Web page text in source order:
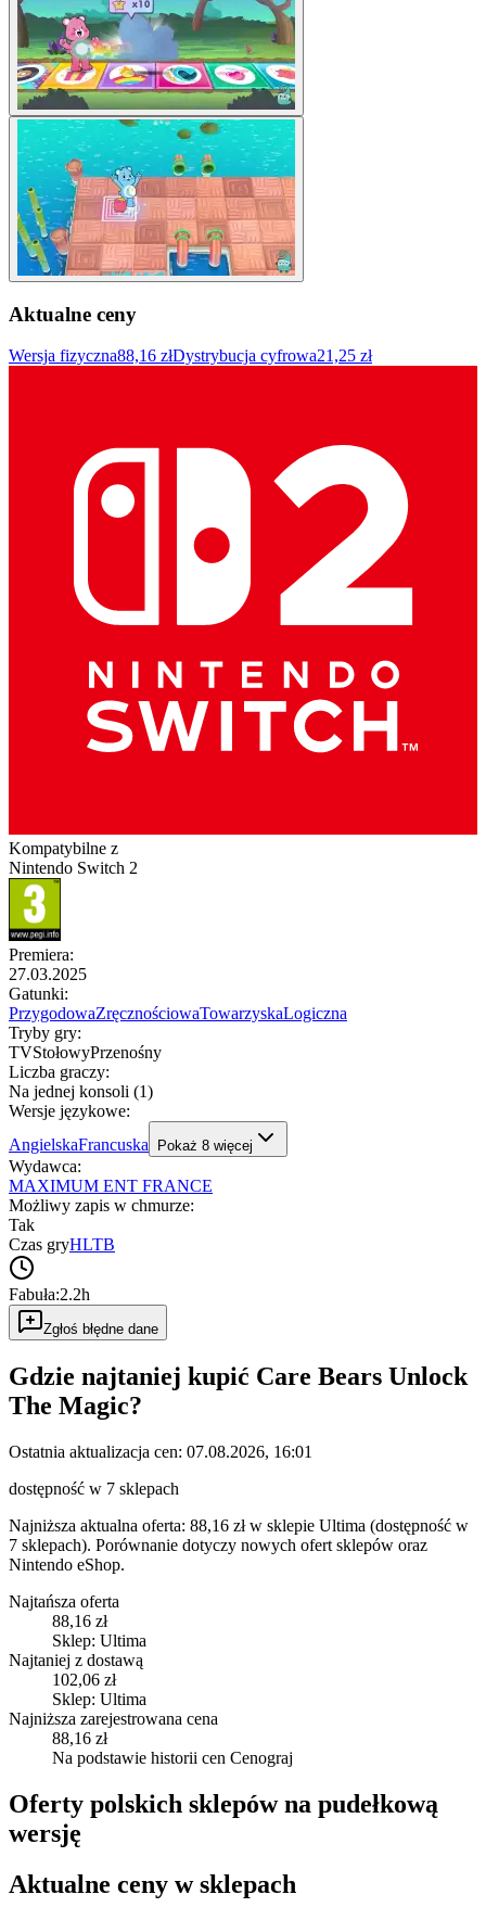
Aktualne ceny
Wersja fizyczna88,16 złDystrybucja cyfrowa21,25 zł
Kompatybilne z
Nintendo Switch 2
Premiera:
27.03.2025
Gatunki:
PrzygodowaZręcznościowaTowarzyskaLogiczna
Tryby gry:
TVStołowyPrzenośny
Liczba graczy:
Na jednej konsoli (1)
Wersje językowe:
AngielskaFrancuska Pokaż 8 więcej
Wydawca:
MAXIMUM ENT FRANCE
Możliwy zapis w chmurze:
Tak
Czas gryHLTB
Fabuła:2.2h
Zgłoś błędne dane
Gdzie najtaniej kupić Care Bears Unlock
The Magic?
Ostatnia aktualizacja cen: 07.08.2026, 16:01
dostępność w 7 sklepach
Najniższa aktualna oferta: 88,16 zł w sklepie Ultima (dostępność w
7 sklepach). Porównanie dotyczy nowych ofert sklepów oraz
Nintendo eShop.
Najtańsza oferta
88,16 zł
Sklep: Ultima
Najtaniej z dostawą
102,06 zł
Sklep: Ultima
Najniższa zarejestrowana cena
88,16 zł
Na podstawie historii cen Cenograj
Oferty polskich sklepów na pudełkową
wersję
Aktualne ceny w sklepach